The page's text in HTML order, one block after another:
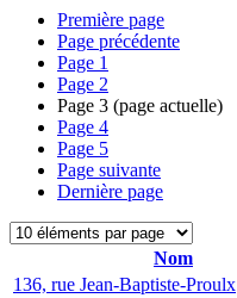
Première page
Page précédente
Page 1
Page 2
Page 3 (page actuelle)
Page 4
Page 5
Page suivante
Dernière page
Nom
136, rue Jean-Baptiste-Proulx